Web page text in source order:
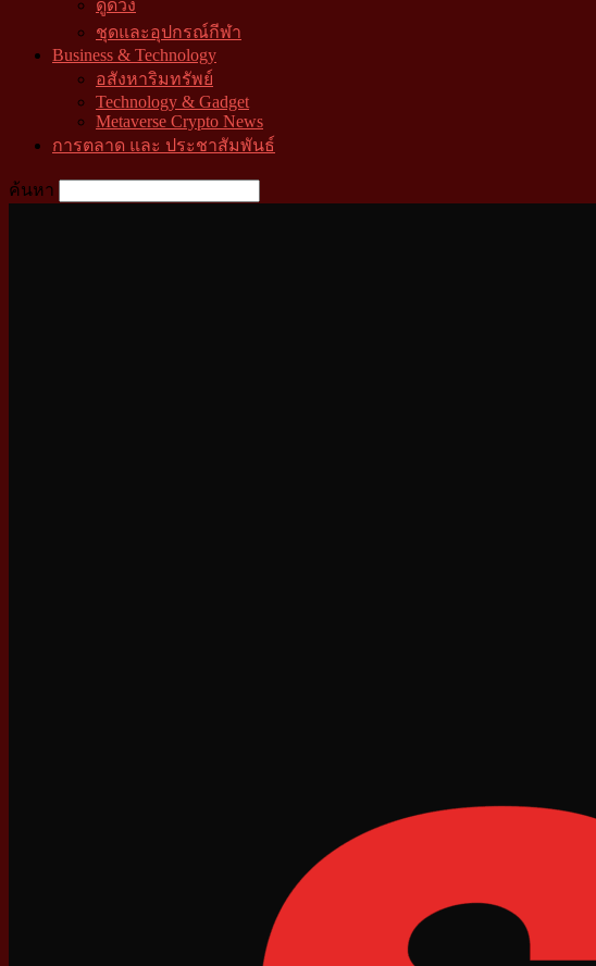
ดูดวง
ชุดและอุปกรณ์กีฬา
Business & Technology
อสังหาริมทรัพย์
Technology & Gadget
Metaverse Crypto News
การตลาด และ ประชาสัมพันธ์
ค้นหา